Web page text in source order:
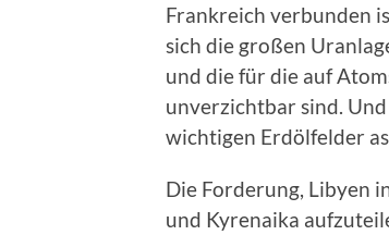
Frankreich verbunden
sich die großen
und die für die auf
unverzichtbar sind.
wichtigen Erdölfelder
Die Forderung, Libyen
und Kyrenaika